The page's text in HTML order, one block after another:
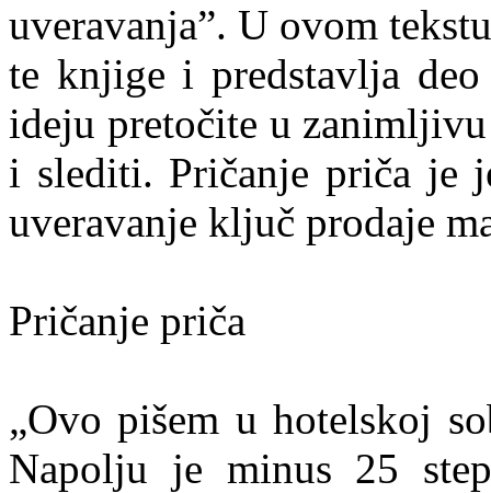
uveravanja”. U ovom
te knjige i predstavlja
ideju pretočite u
i slediti. Pričanje priča je
uveravanje ključ prodaje
Pričanje priča
„Ovo pišem u hotelskoj
Napolju je minus 25